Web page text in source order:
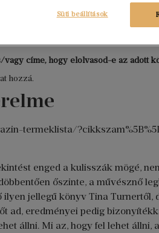
hatással volt rád?
sokat lehet belőlük tanulni, és
címe, hogy elolvasod-e az adott
hozzá.
termeklista/
enged a kulisszák mögé,
őszinte, a művésznő
jellegű könyv Tina Turnertől,
ad, eredményei pedig
állni. Mi az, hogy fel lehet állni,
Süti beállítások